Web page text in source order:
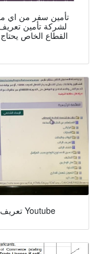
لشركة تأمين تعريف
القطاع الخاص
تعريف راتب انجليزي نظام فارس للمعلمين Youtube